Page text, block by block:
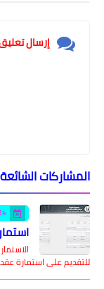
إرسال
المشاركات الشائعة
24
للتقديم على استمارة عقد